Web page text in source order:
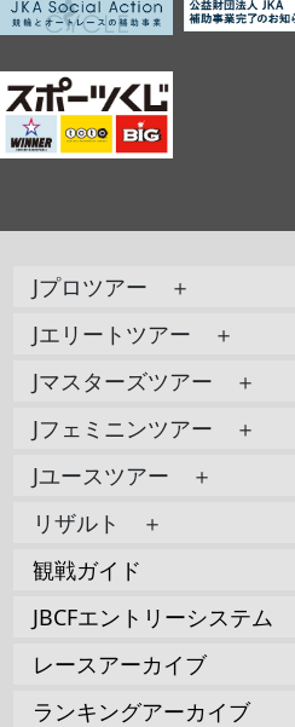
Jプロツアー ＋
Jエリートツアー ＋
Jマスターズツアー ＋
Jフェミニンツアー ＋
Jユースツアー ＋
リザルト ＋
観戦ガイド
JBCFエントリーシステム
レースアーカイブ
ランキングアーカイブ